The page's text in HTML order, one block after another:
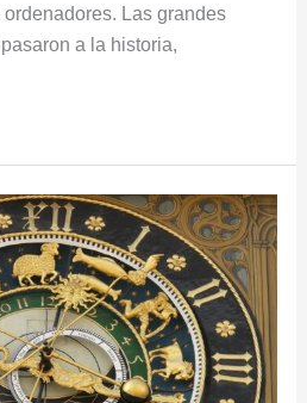
Las grandes
a la historia,